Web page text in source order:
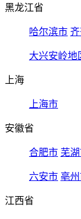
黑龙江省
哈尔滨市
大兴安岭地
上海
上海市
安徽省
合肥市 芜
六安市 亳
江西省